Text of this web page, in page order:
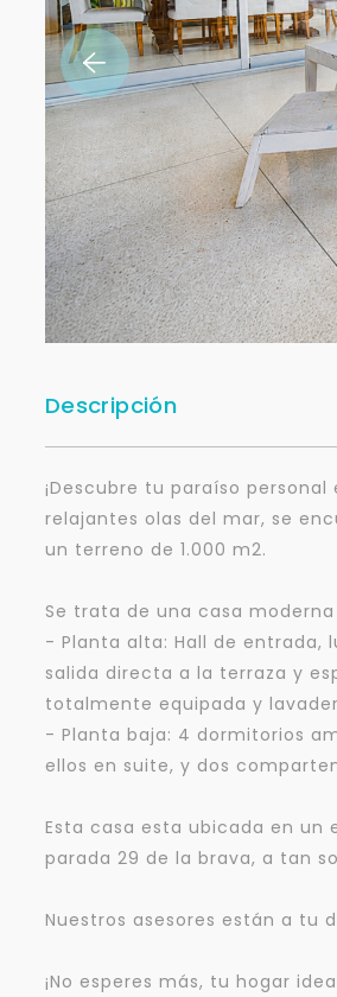
Descripción
¡Descubre tu paraíso
relajantes olas del mar, se
un terreno de 1.000 m2.
Se trata de una casa
- Planta alta: Hall de entrada,
salida directa a la terraza y
totalmente equipada y
- Planta baja: 4 dormitorios
ellos en suite, y dos
Esta casa esta ubicada en un
parada 29 de la brava, a tan
Nuestros asesores están a tu
¡No esperes más, tu hogar